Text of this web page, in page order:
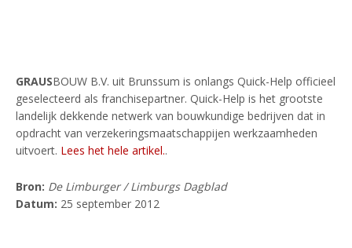
GRAUSBOUW B.V. uit Brunssum is onlangs Quick-Help officieel
geselecteerd als franchisepartner. Quick-Help is het grootste
landelijk dekkende netwerk van bouwkundige bedrijven dat in
opdracht van verzekeringsmaatschappijen werkzaamheden
uitvoert. Lees het hele artikel..
Bron: De Limburger / Limburgs Dagblad
Datum: 25 september 2012